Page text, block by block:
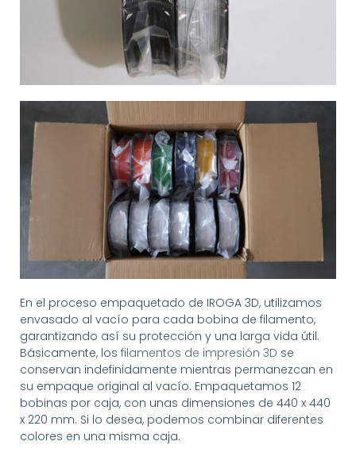
En el proceso empaquetado de IROGA 3D, utilizamos
envasado al vacío para cada bobina de filamento,
garantizando así su protección y una larga vida útil.
Básicamente, los filamentos de impresión 3D se
conservan indefinidamente mientras permanezcan en
su empaque original al vacío. Empaquetamos 12
bobinas por caja, con unas dimensiones de 440 x 440
x 220 mm. Si lo desea, podemos combinar diferentes
colores en una misma caja.